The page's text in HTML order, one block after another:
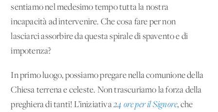
sentiamo nel medesimo tempo tutta la nostra
incapacità ad intervenire. Che cosa fare per non
lasciarci assorbire da questa spirale di spavento e di
impotenza?
In primo luogo, possiamo pregare nella comunione della
Chiesa terrena e celeste. Non trascuriamo la forza della
preghiera di tanti! L’iniziativa24 ore per il Signore, che